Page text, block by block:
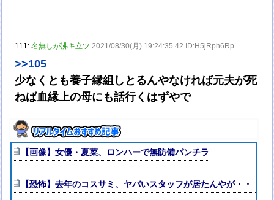
111:名無しが沸キ立ツ 2021/08/30(月) 19:24:35.42 ID:H5jRph6Rp
>>105
少なくとも養子縁組しとるんやなければ元夫が死
ねば血縁上の母にも話行くはずやで
【画像】女優・夏菜、ロンハーで無防備パンチラ
【恐怖】去年のコスサミ、ヤバいスタッフが居たんやが・・・・